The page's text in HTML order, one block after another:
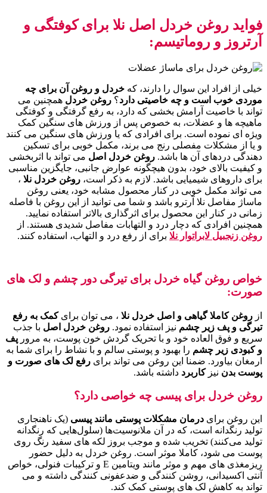
فواید روغن خردل اصل نلا برای کوفتگی و
آرتروز و روماتیسم:
خیلی از افراد این سوال را دارند، که خردل و روغن آن برای چه
موردی خوب است و چه خاصیتی دارد؟ روغن خردل همچنین می
تواند با خاصیت آرامش بخشی که دارد، به رفع گرفتگی و کوفتگی
ماهیچه ها و عضلات، به خصوص پس از ورزش های سنگین کمک
ویژه ای نموده است. برای افرادی که یا ورزش های سنگین می کنند
و یا از مشکلات مفصلی رنج می برند، مکمل خوبی برای تسکین
دهندگی دردهای آن ها باشد. روغن خردل اصل می تواند با اثربخشی
و کیفیت بالای خود، بدون هیچگونه عوارض جانبی، جایگزین مناسبی
برای داروهای شیمیایی باشد. لازم به ذکر است، روغن خردل نلا ،
می تواند مکمل خوبی در کنار محصول مشابه خود، یعنی روغن
ماساژ مفاصل نلا آرترو باشد و شما می توانید از این روغن با فاصله
زمانی در کنار این محصول برای اثرگذاری بالاتر استفاده نمایید.
همچنین افرادی که دچار درد و التهابات مفاصل شدیدی هستند. از
روغن زنجبیل لابراتوار نلا برای از رفع درد و التهاب، استفاده کنند.
خواص روغن گیاه خردل برای تیرگی دور چشم و لک های
صورت:
از روغن کاملا گیاهی و اصل خردل نلا ، می توان برایکمک به رفع
تیرگی و پف زیر چشم نیز استفاده نمود. روغن خردل اصل با جذب
سریع و فوق العاده خود و با تحریک گردش خون پوست، به مرور پف
و کبودی زیر چشم را بهبود و پوستی سالم و با نشاط را برای شما به
ارمغان بیاورد. ضمنا این روغن می تواند برای رفع لک های صورت و
پوست بدن نیزکاربرد داشته باشد.
روغن خردل برای پیسی چه خواصی دارد؟
این روغن برای درمان مشکلات پوستی مانند پیسی (یک ناهنجاری
تولید رنگدانه است، که در آن ملانوسیت‌ها (سلول‌هایی که رنگدانه
تولید می‌کنند) تخریب شده و موجب بروز لکه های سفید رنگ روی
پوست می شود، کاملا موثر است. روغن خردل به دلیل حضور
ریزمغذی های مهم و موثر مانند ویتامین E و ترکیبات فنولی، خواص
آنتی اکسیدانی، روشن کنندگی و ضدعفونی کنندگی داشته و می
تواند به کاهش لک های پوستی کمک کند.